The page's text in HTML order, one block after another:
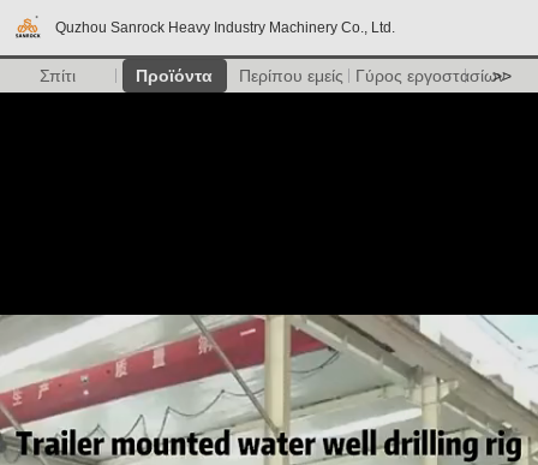
Quzhou Sanrock Heavy Industry Machinery Co., Ltd.
Σπίτι Προϊόντα Περίπου εμείς Γύρος εργοστασίων
>>